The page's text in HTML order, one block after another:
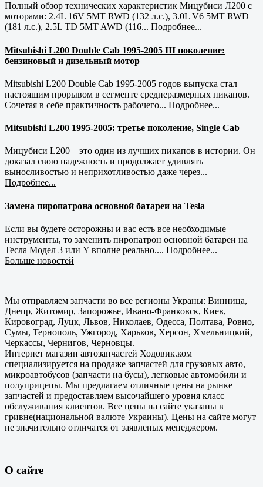
Полный обзор технических характеристик Мицубиси Л200 с
моторами: 2.4L 16V 5MT RWD (132 л.с.), 3.0L V6 5MT RWD
(181 л.с.), 2.5L TD 5MT AWD (116... Подробнее...
Mitsubishi L200 Double Cab 1995-2005 III поколение:
бензиновый и дизельный мотор
Mitsubishi L200 Double Cab 1995-2005 годов выпуска стал
настоящим прорывом в сегменте среднеразмерных пикапов.
Сочетая в себе практичность рабочего... Подробнее...
Mitsubishi L200 1995-2005: третье поколение, Single Cab
Мицубиси L200 – это один из лучших пикапов в истории. Он
доказал свою надежность и продолжает удивлять
выносливостью и неприхотливостью даже через...
Подробнее...
Замена пиропатрона основной батареи на Tesla
Если вы будете осторожны и вас есть все необходимые
инструменты, то заменить пиропатрон основной батареи на
Тесла Модел 3 или Y вполне реально.... Подробнее...
Больше новостей
Мы отправляем запчасти во все регионы Украны: Винница,
Днепр, Житомир, Запорожье, Ивано-Франковск, Киев,
Кировоград, Луцк, Львов, Николаев, Одесса, Полтава, Ровно,
Сумы, Тернополь, Ужгород, Харьков, Херсон, Хмельницкий,
Черкассы, Чернигов, Черновцы.
Интернет магазин автозапчастей Ходовик.ком
специализируется на продаже запчастей для грузовых авто,
микроавтобусов (запчасти на бусы), легковые автомобили и
полуприцепы. Мы предлагаем отличные цены на рынке
запчастей и предоставляем высочайшего уровня класс
обслуживания клиентов. Все цены на сайте указаны в
гривне(национальной валюте Украины). Цены на сайте могут
не значительно отличатся от заявленых менеджером.
О сайте